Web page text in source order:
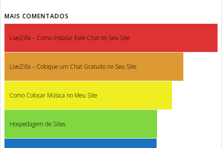
MAIS COMENTADOS
LiveZilla – Como Instalar Este Chat no Seu Site
LiveZilla – Coloque um Chat Gratuito no Seu Site
Como Colocar Música no Meu Site
Hospedagem de Sites